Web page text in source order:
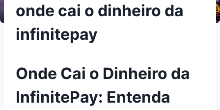
onde cai o dinheiro da
infinitepay
Onde Cai o Dinheiro da
InfinitePay: Entenda